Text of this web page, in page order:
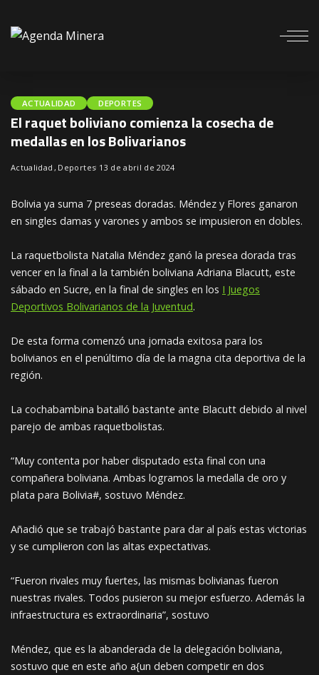
ACTUALIDAD DEPORTES
El raquet boliviano comienza la cosecha de
medallas en los Bolivarianos
Actualidad Deportes 13 de abril de 2024
Bolivia ya suma 7 preseas doradas. Méndez y Flores ganaron
en singles damas y varones y ambos se impusieron en dobles.
La raquetbolista Natalia Méndez ganó la presea dorada tras
vencer en la final a la también boliviana Adriana Blacutt, este
sábado en Sucre, en la final de singles en los I Juegos
Deportivos Bolivarianos de la Juventud.
De esta forma comenzó una jornada exitosa para los
bolivianos en el penúltimo día de la magna cita deportiva de la
región.
La cochabambina batalló bastante ante Blacutt debido al nivel
parejo de ambas raquetbolistas.
“Muy contenta por haber disputado esta final con una
compañera boliviana. Ambas logramos la medalla de oro y
plata para Bolivia#, sostuvo Méndez.
Añadió que se trabajó bastante para dar al país estas victorias
y se cumplieron con las altas expectativas.
“Fueron rivales muy fuertes, las mismas bolivianas fueron
nuestras rivales. Todos pusieron su mejor esfuerzo. Además la
infraestructura es extraordinaria”, sostuvo
Méndez, que es la abanderada de la delegación boliviana,
sostuvo que en este año a{un deben competir en dos